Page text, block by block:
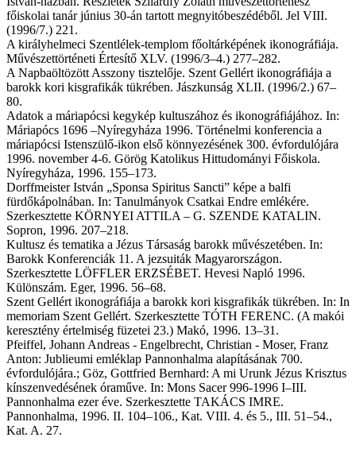
főiskolai tanár június 30-án tartott megnyitóbeszédéből. Jel VIII.
(1996/7.) 221.
A királyhelmeci Szentlélek-templom főoltárképének ikonográfiája.
Művészettörténeti Értesítő XLV. (1996/3–4.) 277–282.
A Napbaöltözött Asszony tisztelője. Szent Gellért ikonográfiája a
barokk kori kisgrafikák tükrében. Jászkunság XLII. (1996/2.) 67–
80.
Adatok a máriapócsi kegykép kultuszához és ikonográfiájához. In:
Máriapócs 1696 –Nyíregyháza 1996. Történelmi konferencia a
máriapócsi Istenszülő-ikon első könnyezésének 300. évfordulójára
1996. november 4-6. Görög Katolikus Hittudományi Főiskola.
Nyíregyháza, 1996. 155–173.
Dorffmeister István „Sponsa Spiritus Sancti” képe a balfi
fürdőkápolnában. In: Tanulmányok Csatkai Endre emlékére.
Szerkesztette KÖRNYEI ATTILA – G. SZENDE KATALIN.
Sopron, 1996. 207–218.
Kultusz és tematika a Jézus Társaság barokk művészetében. In:
Barokk Konferenciák 11. A jezsuiták Magyarországon.
Szerkesztette LÖFFLER ERZSÉBET. Hevesi Napló 1996.
Különszám. Eger, 1996. 56–68.
Szent Gellért ikonográfiája a barokk kori kisgrafikák tükrében. In: In
memoriam Szent Gellért. Szerkesztette TÓTH FERENC. (A makói
keresztény értelmiség füzetei 23.) Makó, 1996. 13–31.
Pfeiffel, Johann Andreas - Engelbrecht, Christian - Moser, Franz
Anton: Jublieumi emléklap Pannonhalma alapításának 700.
évfordulójára.; Göz, Gottfried Bernhard: A mi Urunk Jézus Krisztus
kínszenvedésének óraműve. In: Mons Sacer 996-1996 I–III.
Pannonhalma ezer éve. Szerkesztette TAKÁCS IMRE.
Pannonhalma, 1996. II. 104–106., Kat. VIII. 4. és 5., III. 51–54.,
Kat. A. 27.